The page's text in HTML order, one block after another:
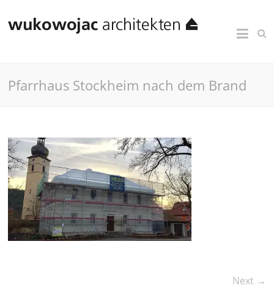
Pfarrhaus Stockheim nach dem Brand
Next →